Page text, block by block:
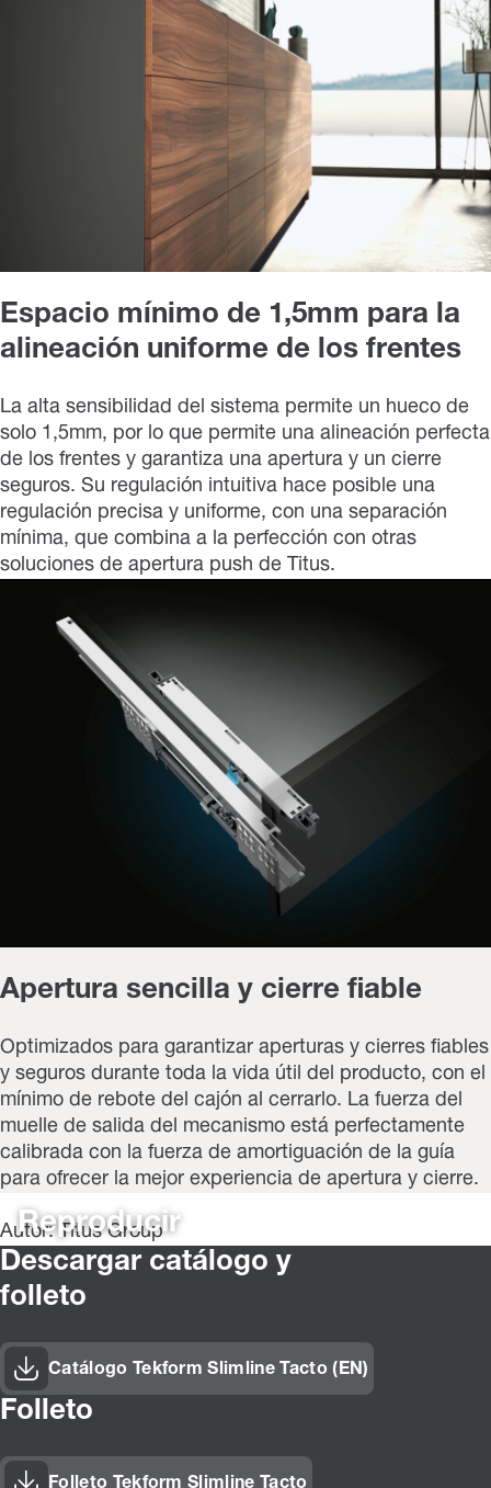
Espacio mínimo de 1,5mm para la
alineación uniforme de los frentes
La alta sensibilidad del sistema permite un hueco de
solo 1,5mm, por lo que permite una alineación perfecta
de los frentes y garantiza una apertura y un cierre
seguros. Su regulación intuitiva hace posible una
regulación precisa y uniforme, con una separación
mínima, que combina a la perfección con otras
soluciones de apertura push de Titus.
Apertura sencilla y cierre fiable
Optimizados para garantizar aperturas y cierres fiables
y seguros durante toda la vida útil del producto, con el
mínimo de rebote del cajón al cerrarlo. La fuerza del
muelle de salida del mecanismo está perfectamente
calibrada con la fuerza de amortiguación de la guía
para ofrecer la mejor experiencia de apertura y cierre.
Reproducir
Autor: Titus Group
Descargar catálogo y
folleto
Catálogo Tekform Slimline Tacto (EN)
Folleto
Folleto Tekform Slimline Tacto